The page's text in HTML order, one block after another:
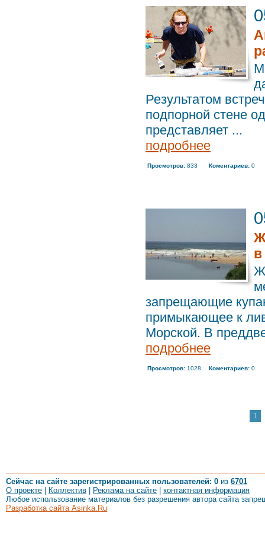
Результатом
подпорной стене
представляет ...
подробнее
Просмотров: 833 Коментариев: 0
в
запрещающие
примыкающее к
Морской. В
подробнее
Просмотров: 1028 Коментариев: 0
1
Сейчас на сайте зарегистрированных пользователей: 0 из 6701
О проекте
Коллектив Реклама на сайте
контактная информация
Любое использование материалов без разрешения автора сайта
Разработка сайта Asinka.Ru